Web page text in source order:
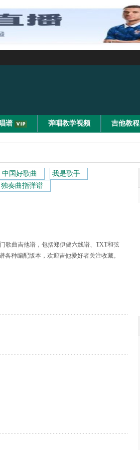
谱 弹唱教学视频 吉他教程
中国好歌曲
我是歌手
独奏曲指弹谱
歌曲吉他谱，包括郑伊健六线谱、TXT和弦
种编配版本，欢迎吉他爱好者关注收藏。